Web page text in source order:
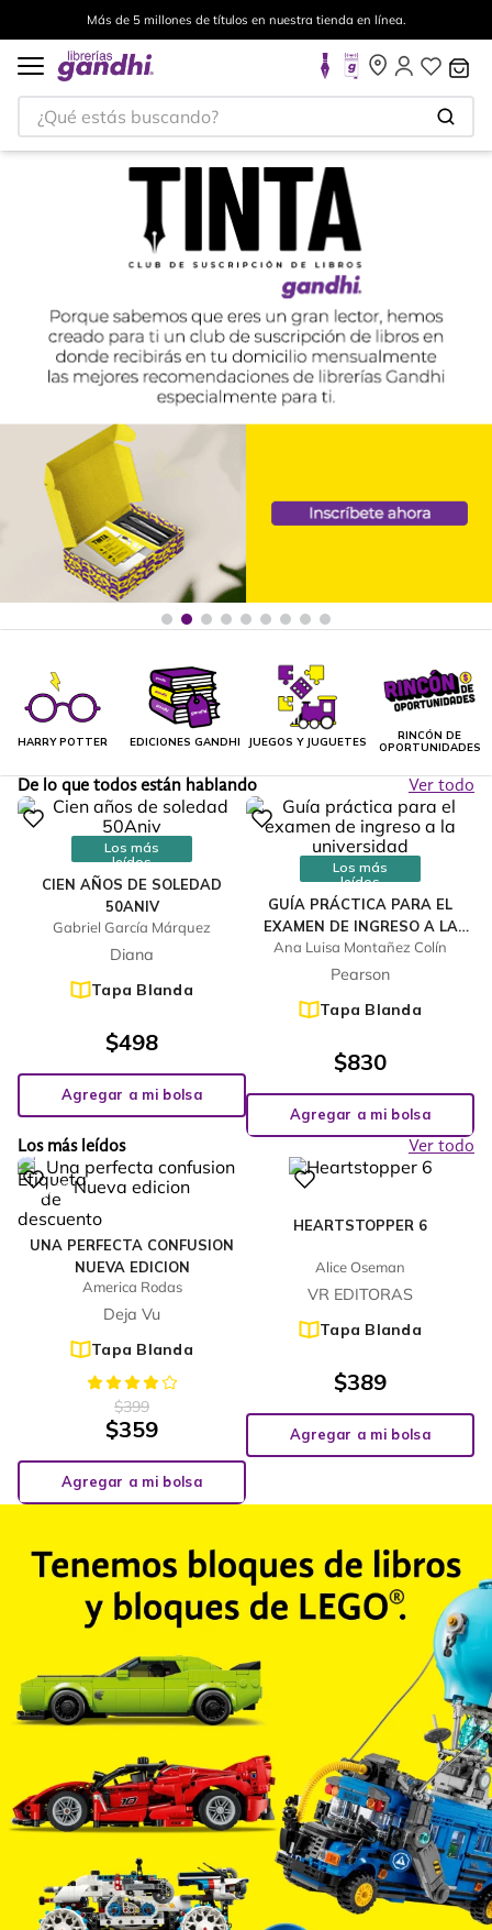
Más de 5 millones de títulos en nuestra tienda en línea.
¿Qué estás buscando?
HARRY POTTER EDICIONES GANDHI JUEGOS Y JUGUETES
RINCÓN DE
OPORTUNIDADES
De lo que todos están hablando Ver todo
Los más
leídos
CIEN AÑOS DE SOLEDAD
50ANIV
Gabriel García Márquez
Diana
Tapa Blanda
$498
Agregar a mi bolsa
Los más
leídos
GUÍA PRÁCTICA PARA EL
EXAMEN DE INGRESO A LA
UNIVERSIDAD
Ana Luisa Montañez Colín
Pearson
Tapa Blanda
$830
Agregar a mi bolsa
Los más leídos
Ver todo
UNA PERFECTA CONFUSION
NUEVA EDICION
America Rodas
Deja Vu
Tapa Blanda
-10%
$399
$359
Agregar a mi bolsa
HEARTSTOPPER 6
Alice Oseman
VR EDITORAS
Tapa Blanda
$389
Agregar a mi bolsa